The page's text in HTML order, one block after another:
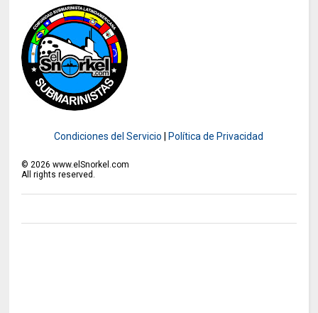
Condiciones del Servicio Política de Privacidad
©2026 www.elSnorkel.com
All rights reserved.